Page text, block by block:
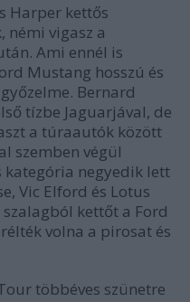
Harper kettős
némi vigasz a
Ami ennél is
Mustang hosszú és
Bernard
tízbe Jaguarjával, de
a túraautók között
szemben végül
negyedik lett
Vic Elford és Lotus
kettőt a Ford
volna a pirosat és
többéves szünetre